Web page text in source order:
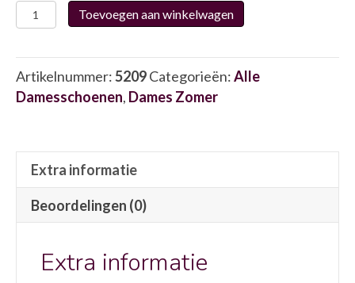
Waldlaufer
661003
aantal
Toevoegen aan winkelwagen
Artikelnummer:5209Categorieën:Alle
Damesschoenen, Dames Zomer
Extra informatie
Beoordelingen (0)
Extra informatie